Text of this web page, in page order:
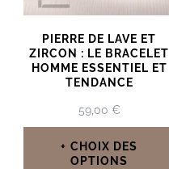
PIERRE DE LAVE ET
ZIRCON : LE BRACELET
HOMME ESSENTIEL ET
TENDANCE
59,00 €
CHOIX DES
OPTIONS